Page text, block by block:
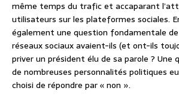
même temps du trafic et accaparant
utilisateurs sur les plateformes sociales.
également une question fondamentale
réseaux sociaux avaient-ils (et ont-ils
priver un président élu de sa parole ? Une
de nombreuses personnalités politiques
choisi de répondre par « non ».